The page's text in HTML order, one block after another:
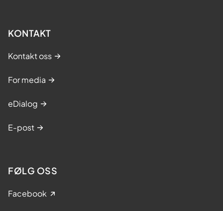
KONTAKT
Kontakt oss
For media
eDialog
E-post
FØLG OSS
Facebook